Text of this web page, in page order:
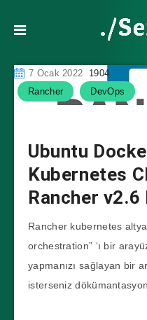
7 Ocak 2022
1904
Rancher
DevOps
Ubuntu
Kubernetes
Rancher v2.6
Rancher kubernetes
orchestration” ‘ı bir
yapmanızı sağlayan bir
isterseniz